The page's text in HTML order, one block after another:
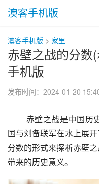
澳客手机版
澳客手机版 > 家里
赤壁之战的分数
手机版
发布时间：2024-01-20
国与刘备联军在水上展
分数的形式来探析赤壁
带来的历史意义。